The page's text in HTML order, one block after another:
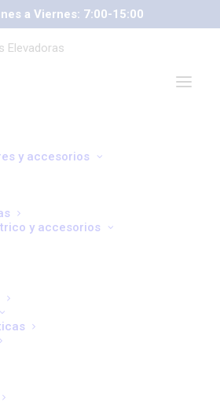
a Viernes: 7:00-15:00
y accesorios
y accesorios91 672 91 11
CV/NT